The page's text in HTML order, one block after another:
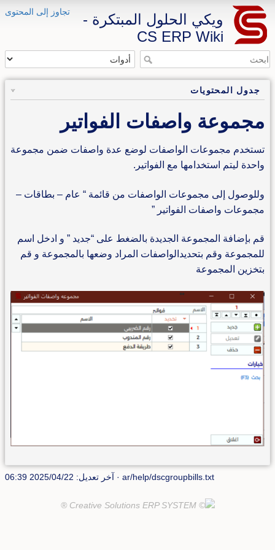
تجاوز إلى المحتوى
ويكي الحلول المبتكرة -
CS ERP Wiki
جدول المحتويات
مجموعة واصفات الفواتير
تستخدم مجموعات الواصفات لوضع عدة واصفات ضمن مجموعة
واحدة ليتم استخدامها مع الفواتير.
وللوصول إلى مجموعات الواصفات من قائمة “ عام – بطاقات –
مجموعات واصفات الفواتير ”
قم بإضافة المجموعة الجديدة بالضغط على “جديد ” و ادخل اسم
للمجموعة وقم بتحديدالواصفات المراد وضعها بالمجموعة و قم
بتخزين المجموعة
ar/help/dscgroupbills.txt · آخر تعديل: 2025/04/22 06:39